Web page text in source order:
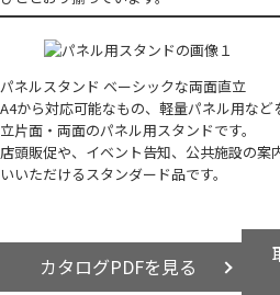
パネルスタンド ベーシックな両面直立
A4から対応可能なもの、軽量パネル用な
立片面・両面のパネル用スタンドです。
店頭販促や、イベント告知、公共施設の案
いいただけるスタンダード品です。
カタログPDFを見る